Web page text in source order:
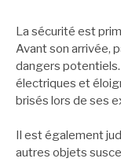
La sécurité est
Avant son arrivée,
dangers
électriques et
brisés lors de ses
Il est également
autres objets